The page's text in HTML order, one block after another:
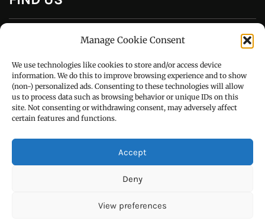
Manage Cookie Consent
We use technologies like cookies to store and/or access device
information. We do this to improve browsing experience and to show
(non-) personalized ads. Consenting to these technologies will allow
us to process data such as browsing behavior or unique IDs on this
site. Not consenting or withdrawing consent, may adversely affect
certain features and functions.
Accept
Deny
View preferences
Call : +91-94172-62777
Email : udaydarpannews@gmail.com